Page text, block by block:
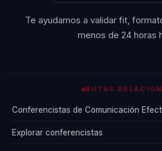
Te ayudamos a validar fit,
menos de 24 horas
RUTAS
Conferencistas de Comunicación
Explorar conferencistas